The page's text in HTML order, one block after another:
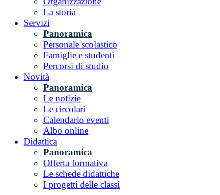
La storia
Servizi
Panoramica
Personale scolastico
Famiglie e studenti
Percorsi di studio
Novità
Panoramica
Le notizie
Le circolari
Calendario eventi
Albo online
Didattica
Panoramica
Offerta formativa
Le schede didattiche
I progetti delle classi